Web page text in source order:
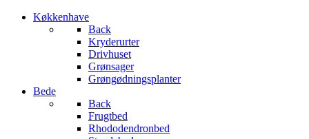
Køkkenhave
Back
Kryderurter
Drivhuset
Grønsager
Grøngødningsplanter
Bede
Back
Frugtbed
Rhododendronbed